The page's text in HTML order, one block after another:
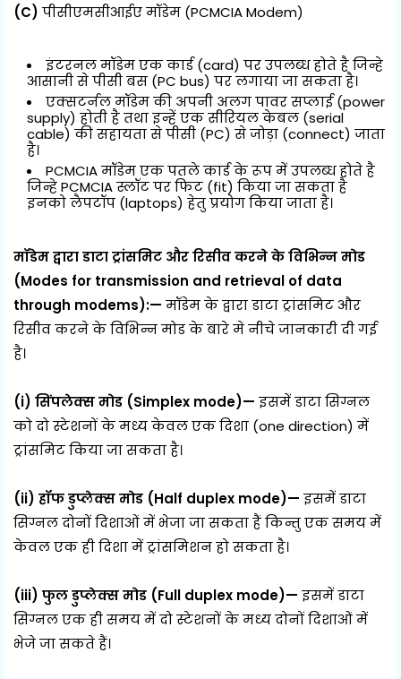
(C) पीसीएमसीआईए मॉडेम (PCMCIA Modem)
इंटरनल मॉडेम एक कार्ड (card) पर उपलब्ध होते है जिन्हे
आसानी से पीसी बस (PC bus) पर लगाया जा सकता है।
एक्सटर्नल मॉडेम की अपनी अलग पावर सप्लाई (power
supply) होती है तथा इन्हें एक सीरियल केबल (serial
cable) की सहायता से पीसी (PC) से जोड़ा (connect) जाता
है।
PCMCIA मॉडेम एक पतले कार्ड के रूप में उपलब्ध होते है
जिन्हे PCMCIA स्लॉट पर फिट (fit) किया जा सकता है
इनको लैपटॉप (laptops) हेतु प्रयोग किया जाता है।
मॉडेम द्वारा डाटा ट्रांसमिट और रिसीव करने के विभिन्न मोड
(Modes for transmission and retrieval of data
through modems):— मॉडेम के द्वारा डाटा ट्रांसमिट और
रिसीव करने के विभिन्न मोड के बारे मे नीचे जानकारी दी गई
है।
(i) सिंपलेक्स मोड (Simplex mode)— इसमें डाटा सिग्नल
को दो स्टेशनों के मध्य केवल एक दिशा (one direction) में
ट्रांसमिट किया जा सकता है।
(ii) हॉफ डुप्लेक्स मोड (Half duplex mode)— इसमें डाटा
सिग्नल दोनों दिशाओं में भेजा जा सकता हैं किन्तु एक समय में
केवल एक ही दिशा में ट्रांसमिशन हो सकता है।
(iii) फुल डुप्लेक्स मोड (Full duplex mode)— इसमें डाटा
सिग्नल एक ही समय में दो स्टेशनों के मध्य दोनों दिशाओं में
भेजे जा सकते हैं।